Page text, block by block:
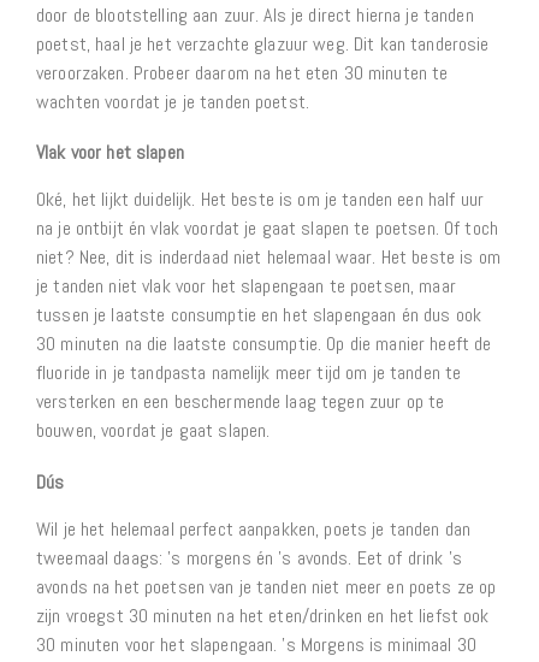
door de blootstelling aan zuur. Als je direct hierna je tanden
poetst, haal je het verzachte glazuur weg. Dit kan tanderosie
veroorzaken. Probeer daarom na het eten 30 minuten te
wachten voordat je je tanden poetst.
Vlak voor het slapen
Oké, het lijkt duidelijk. Het beste is om je tanden een half uur
na je ontbijt én vlak voordat je gaat slapen te poetsen. Of toch
niet? Nee, dit is inderdaad niet helemaal waar. Het beste is om
je tanden niet vlak voor het slapengaan te poetsen, maar
tussen je laatste consumptie en het slapengaan én dus ook
30 minuten na die laatste consumptie. Op die manier heeft de
fluoride in je tandpasta namelijk meer tijd om je tanden te
versterken en een beschermende laag tegen zuur op te
bouwen, voordat je gaat slapen.
Dús
Wil je het helemaal perfect aanpakken, poets je tanden dan
tweemaal daags: ’s morgens én ’s avonds. Eet of drink ’s
avonds na het poetsen van je tanden niet meer en poets ze op
zijn vroegst 30 minuten na het eten/drinken en het liefst ook
30 minuten voor het slapengaan. ’s Morgens is minimaal 30